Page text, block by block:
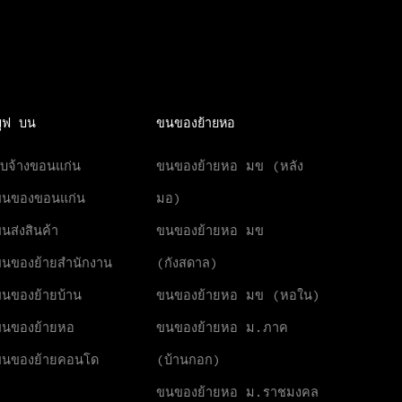
ฟ บน
จ้างขอนแก่น
นของขอนแก่น
ส่งสินค้า
ของย้ายสำนักงาน
ของย้ายบ้าน
ของย้ายหอ
ของย้ายคอนโด
ขนของย้ายหอ
ขนของย้ายหอ มข (หลัง
มอ)
ขนของย้ายหอ มข
(กังสดาล)
ขนของย้ายหอ มข (หอใน)
ขนของย้ายหอ ม.ภาค
(บ้านกอก)
ขนของย้ายหอ ม.ราชมงคล